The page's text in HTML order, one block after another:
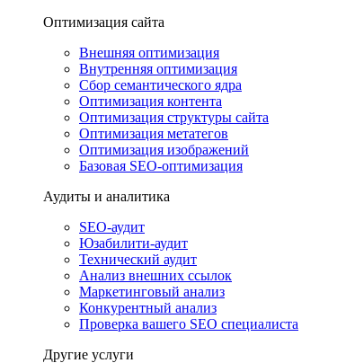
Оптимизация сайта
Внешняя оптимизация
Внутренняя оптимизация
Сбор семантического ядра
Оптимизация контента
Оптимизация структуры сайта
Оптимизация метатегов
Оптимизация изображений
Базовая SEO-оптимизация
Аудиты и аналитика
SEO-аудит
Юзабилити-аудит
Технический аудит
Анализ внешних ссылок
Маркетинговый анализ
Конкурентный анализ
Проверка вашего SEO специалиста
Другие услуги